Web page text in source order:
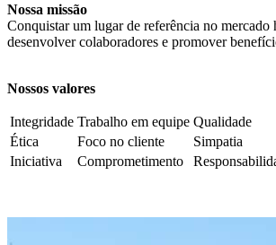
Nossa missão
Conquistar um lugar de referência no mercado
desenvolver colaboradores e promover
Nossos valores
Integridade Trabalho em equipe Qualidade
Ética
Foco no cliente
Simpatia
Iniciativa
Comprometimento